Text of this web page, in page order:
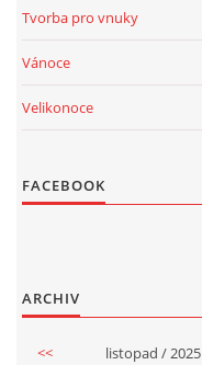
Tvorba pro vnuky
Vánoce
Velikonoce
FACEBOOK
ARCHIV
<< listopad / 2025